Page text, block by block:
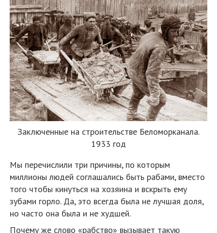
Заключенные на строительстве Беломорканала.
1933 год
Мы перечислили три причины, по которым
миллионы людей соглашались быть рабами, вместо
того чтобы кинуться на хозяина и вскрыть ему
зубами горло. Да, это всегда была не лучшая доля,
но часто она была и не худшей.
Почему же слово «рабство» вызывает такую